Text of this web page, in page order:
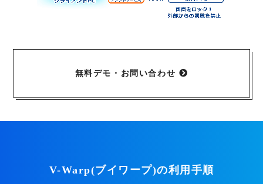
無料デモ・お問い合わせ
V-Warp(ブイワープ)の利用手順